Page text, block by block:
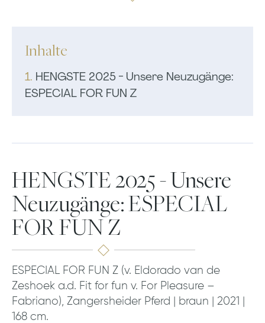
Inhalte
1. HENGSTE 2025 - Unsere Neuzugänge:
ESPECIAL FOR FUN Z
HENGSTE 2025 - Unsere
Neuzugänge: ESPECIAL
FOR FUN Z
ESPECIAL FOR FUN Z (v. Eldorado van de
Zeshoek a.d. Fit for fun v. For Pleasure –
Fabriano), Zangersheider Pferd | braun | 2021 |
168 cm.